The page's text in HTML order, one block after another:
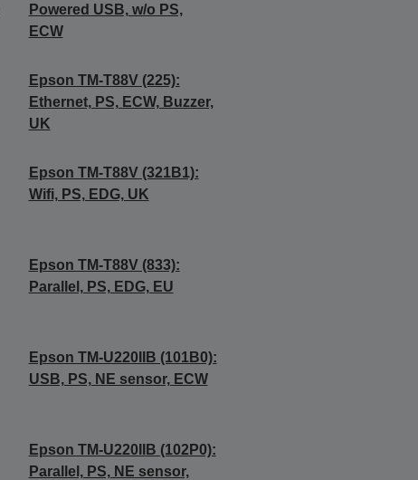
Powered USB, w/o PS,
ECW
Epson TM-T88V (225):
Ethernet, PS, ECW, Buzzer,
UK
Epson TM-T88V (321B1):
Wifi, PS, EDG, UK
Epson TM-T88V (833):
Parallel, PS, EDG, EU
Epson TM-U220IIB (101B0):
USB, PS, NE sensor, ECW
Epson TM-U220IIB (102P0):
Parallel, PS, NE sensor,